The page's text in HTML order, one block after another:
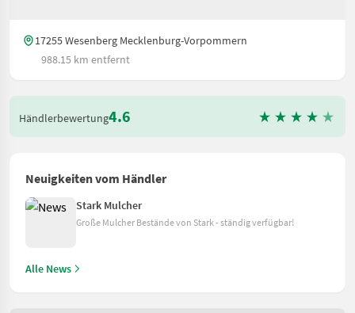
17255 Wesenberg Mecklenburg-Vorpommern
988.15 km entfernt
Händlerbewertung4.6
Neuigkeiten vom Händler
Stark Mulcher
Große Mulcher Bestände von Stark - ständig verfügbar!
Alle News